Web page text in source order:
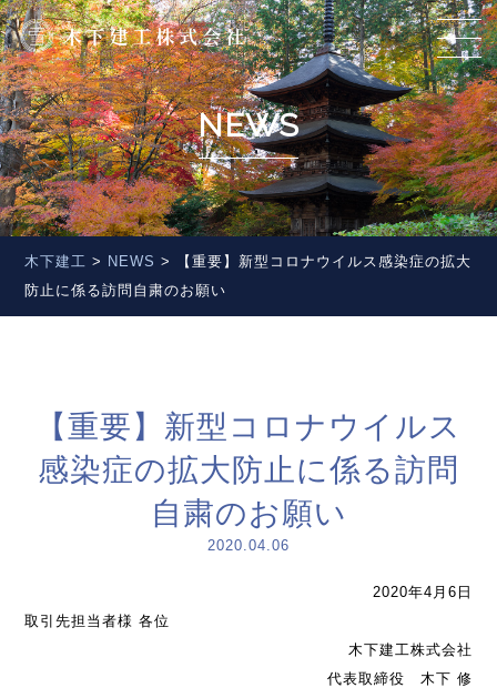
NEWS
木下建工 > NEWS >
【重要】新型コロナウイルス感染症の拡大
防止に係る訪問自粛のお願い
【重要】新型コロナウイルス
感染症の拡大防止に係る訪問
自粛のお願い
2020.04.06
2020年4月6日
取引先担当者様 各位
木下建工株式会社
代表取締役 木下 修